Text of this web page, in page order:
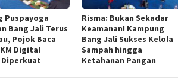
Puspayoga
Bang Jali Terus
Pojok Baca
Digital
Diperkuat
Risma: Bukan Sekadar
Keamanan! Kampung
Bang Jali Sukses Kelola
Sampah hingga
Ketahanan Pangan